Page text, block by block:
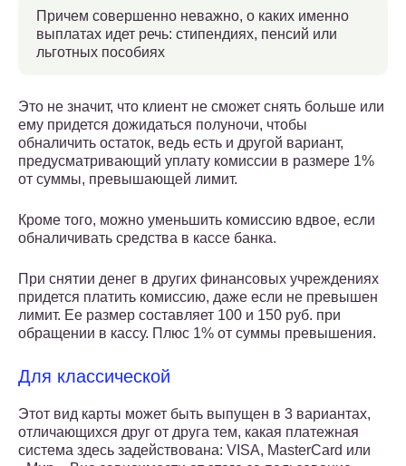
Причем совершенно неважно, о каких именно
выплатах идет речь: стипендиях, пенсий или
льготных пособиях
Это не значит, что клиент не сможет снять больше или
ему придется дожидаться полуночи, чтобы
обналичить остаток, ведь есть и другой вариант,
предусматривающий уплату комиссии в размере 1%
от суммы, превышающей лимит.
Кроме того, можно уменьшить комиссию вдвое, если
обналичивать средства в кассе банка.
При снятии денег в других финансовых учреждениях
придется платить комиссию, даже если не превышен
лимит. Ее размер составляет 100 и 150 руб. при
обращении в кассу. Плюс 1% от суммы превышения.
Для классической
Этот вид карты может быть выпущен в 3 вариантах,
отличающихся друг от друга тем, какая платежная
система здесь задействована: VISA, MasterCard или